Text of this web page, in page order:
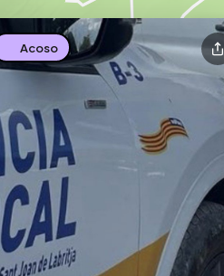
Acoso